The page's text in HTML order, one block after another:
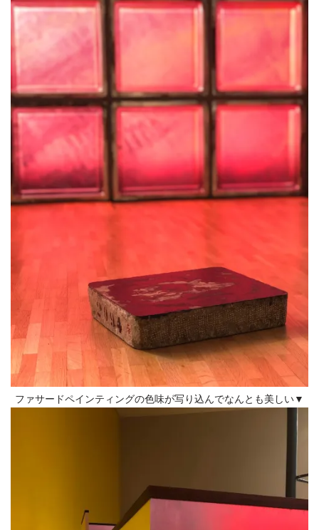
ファサードペインティングの色味が写り込んでなんとも美しい▼